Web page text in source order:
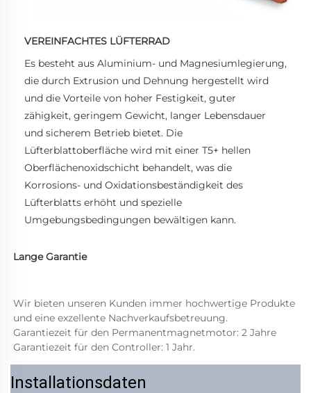
VEREINFACHTES LÜFTERRAD
Es besteht aus Aluminium- und Magnesiumlegierung,
die durch Extrusion und Dehnung hergestellt wird
und die Vorteile von hoher Festigkeit, guter
zähigkeit, geringem Gewicht, langer Lebensdauer
und sicherem Betrieb bietet. Die
Lüfterblattoberfläche wird mit einer T5+ hellen
Oberflächenoxidschicht behandelt, was die
Korrosions- und Oxidationsbeständigkeit des
Lüfterblatts erhöht und spezielle
Umgebungsbedingungen bewältigen kann.
Lange Garantie
Wir bieten unseren Kunden immer hochwertige Produkte
und eine exzellente Nachverkaufsbetreuung.
Garantiezeit für den Permanentmagnetmotor: 2 Jahre
Garantiezeit für den Controller: 1 Jahr.
Installationsdaten